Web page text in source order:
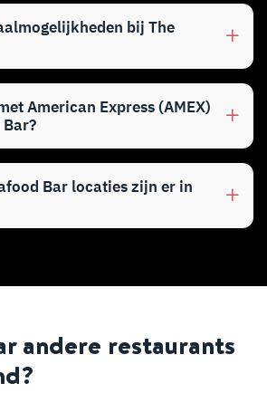
bij The
American Express (AMEX)
Bar locaties zijn er in
andere restaurants